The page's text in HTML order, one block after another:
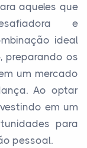
aqueles que
e
ideal
preparando os
um mercado
Ao optar
em um
para
pessoal.